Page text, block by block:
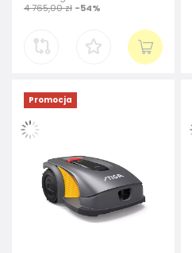
4 765,00 zł -54%
Promocja